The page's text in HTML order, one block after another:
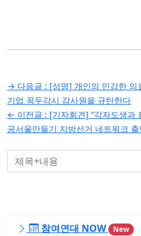
글
탐
색
→ 다음글 : [성명] 개인의 민감한 의
기업 꼭두각시 감사원을 규탄한다
← 이전글 : [기자회견] “각자도생과
공서울만들기 지방선거 네트워크 출
참여연대 NOW New